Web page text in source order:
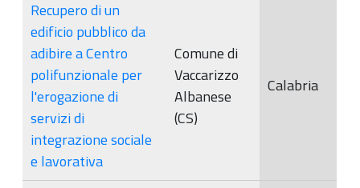
Recupero di un
edificio pubblico da
adibire a Centro
polifunzionale per
l'erogazione di
servizi di
integrazione sociale
e lavorativa
Comune di
Vaccarizzo
Albanese
(CS)
Calabria